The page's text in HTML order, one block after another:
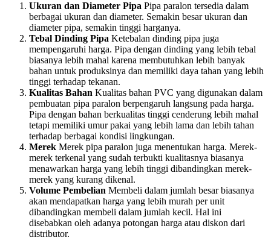
Ukuran dan Diameter Pipa Pipa paralon tersedia dalam
berbagai ukuran dan diameter. Semakin besar ukuran dan
diameter pipa, semakin tinggi harganya.
Tebal Dinding Pipa Ketebalan dinding pipa juga
mempengaruhi harga. Pipa dengan dinding yang lebih tebal
biasanya lebih mahal karena membutuhkan lebih banyak
bahan untuk produksinya dan memiliki daya tahan yang lebih
tinggi terhadap tekanan.
Kualitas Bahan Kualitas bahan PVC yang digunakan dalam
pembuatan pipa paralon berpengaruh langsung pada harga.
Pipa dengan bahan berkualitas tinggi cenderung lebih mahal
tetapi memiliki umur pakai yang lebih lama dan lebih tahan
terhadap berbagai kondisi lingkungan.
Merek Merek pipa paralon juga menentukan harga. Merek-
merek terkenal yang sudah terbukti kualitasnya biasanya
menawarkan harga yang lebih tinggi dibandingkan merek-
merek yang kurang dikenal.
Volume Pembelian Membeli dalam jumlah besar biasanya
akan mendapatkan harga yang lebih murah per unit
dibandingkan membeli dalam jumlah kecil. Hal ini
disebabkan oleh adanya potongan harga atau diskon dari
distributor.